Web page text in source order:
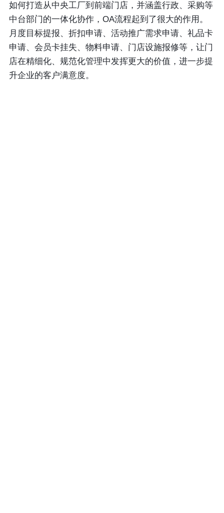
如何打造从中央工厂到前端门店，并涵盖行政、采购等
中台部门的一体化协作，OA流程起到了很大的作用。
月度目标提报、折扣申请、活动推广需求申请、礼品卡
申请、会员卡挂失、物料申请、门店设施报修等，让门
店在精细化、规范化管理中发挥更大的价值，进一步提
升企业的客户满意度。